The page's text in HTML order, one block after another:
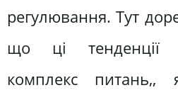
регулювання. Тут
що ці тенденції
комплекс питань,,